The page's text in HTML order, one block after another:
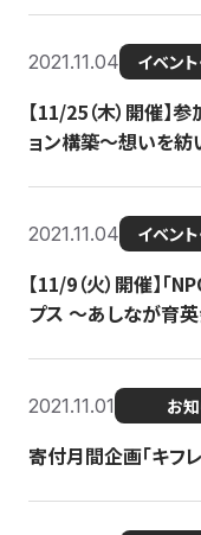
2021.11.04 イベント
【11/25（木）開催】
ョン構築〜想いを紡
2021.11.04 イベント
【11/9（火）開催】「
プス 〜あしなが育
2021.11.01 お
寄付月間企画「キフ